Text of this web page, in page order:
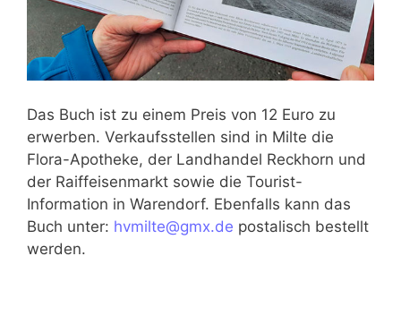
Das Buch ist zu einem Preis von 12 Euro zu
erwerben. Verkaufsstellen sind in Milte die
Flora-Apotheke, der Landhandel Reckhorn und
der Raiffeisenmarkt sowie die Tourist-
Information in Warendorf. Ebenfalls kann das
Buch unter: hvmilte@gmx.de postalisch bestellt
werden.